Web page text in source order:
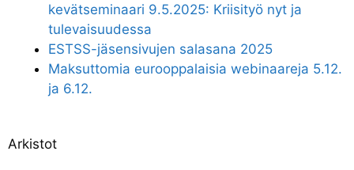
kevätseminaari 9.5.2025: Kriisityö nyt ja
tulevaisuudessa
ESTSS-jäsensivujen salasana 2025
Maksuttomia eurooppalaisia webinaareja 5.12.
ja 6.12.
Arkistot